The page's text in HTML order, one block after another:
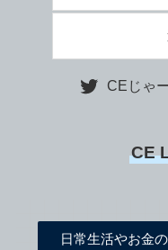
CEじゃ
CE
日常生活やお金